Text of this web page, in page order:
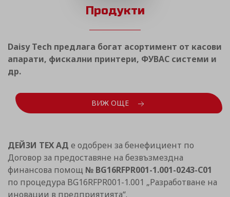
Продукти
Daisy Tech предлага богат асортимент от касови
апарати, фискални принтери, ФУВАС системи и
др.
ВИЖ ОЩЕ
ДЕЙЗИ ТЕХ АД е одобрен за бенефициент по
Договор за предоставяне на безвъзмездна
финансова помощ № BG16RFPR001-1.001-0243-C01
по процедура BG16RFPR001-1.001 „Разработване на
иновации в предприятията“.